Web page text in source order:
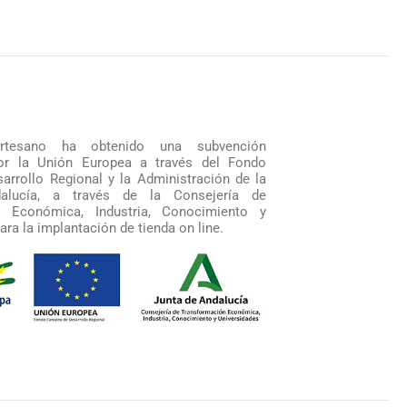
ha obtenido una subvención
la Unión Europea a través del Fondo
Regional y la Administración de la
a través de la Consejería de
Económica, Industria, Conocimiento y
la implantación de tienda on line.